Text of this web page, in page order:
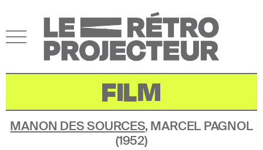
FILM
MANON DES SOURCES, MARCEL PAGNOL
(1952)